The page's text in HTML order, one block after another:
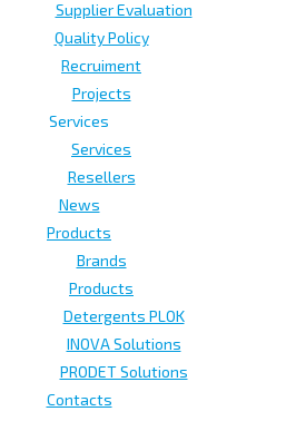
Supplier Evaluation
Quality Policy
Recruiment
Projects
Services
Services
Resellers
News
Products
Brands
Products
Detergents PLOK
INOVA Solutions
PRODET Solutions
Contacts